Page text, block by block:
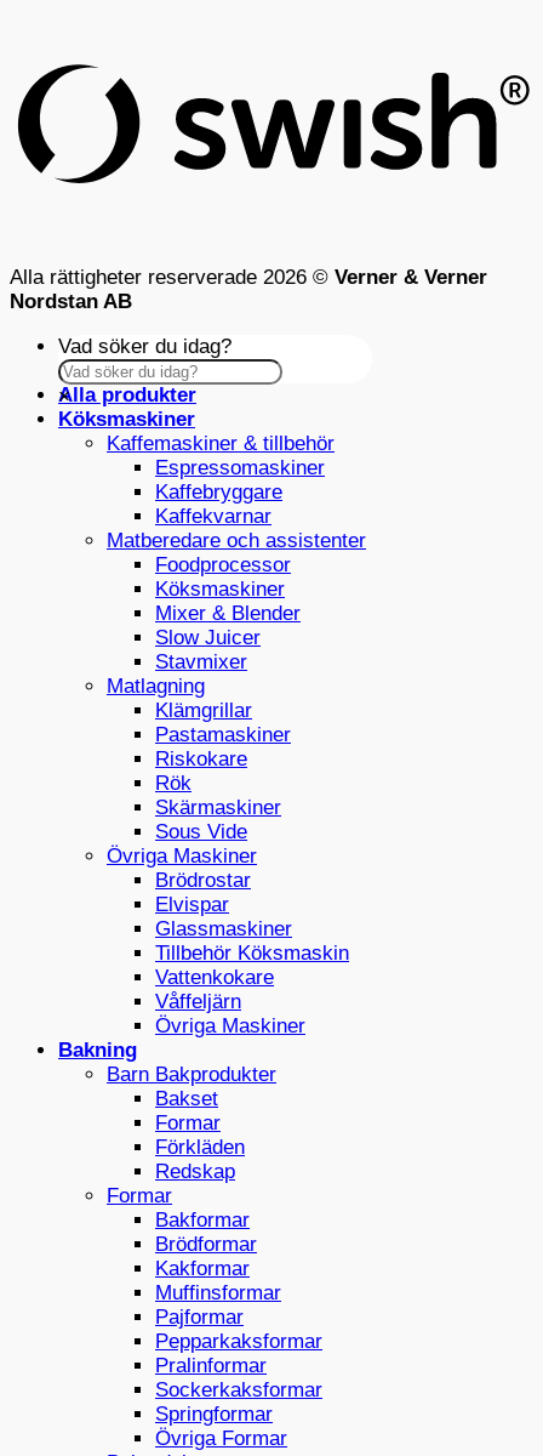
Alla rättigheter reserverade 2026 © Verner & Verner
Nordstan AB
Vad söker du idag?
×
Alla produkter
Köksmaskiner
Kaffemaskiner & tillbehör
Espressomaskiner
Kaffebryggare
Kaffekvarnar
Matberedare och assistenter
Foodprocessor
Köksmaskiner
Mixer & Blender
Slow Juicer
Stavmixer
Matlagning
Klämgrillar
Pastamaskiner
Riskokare
Rök
Skärmaskiner
Sous Vide
Övriga Maskiner
Brödrostar
Elvispar
Glassmaskiner
Tillbehör Köksmaskin
Vattenkokare
Våffeljärn
Övriga Maskiner
Bakning
Barn Bakprodukter
Bakset
Formar
Förkläden
Redskap
Formar
Bakformar
Brödformar
Kakformar
Muffinsformar
Pajformar
Pepparkaksformar
Pralinformar
Sockerkaksformar
Springformar
Övriga Formar